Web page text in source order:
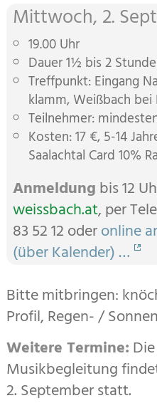
Mittwoch, 2.
19.00 Uhr
Dauer 1½ bis 2
Treffpunkt: Eingang
klamm, Weißbach
Teilnehmer:
Kosten: 17 €, 5-14
Saalachtal Card 10%
Anmeldungbis 12
weissbach.at, per
83 52 12 oderonline
(über Kalender) …
Bitte mitbringen:
Profil, Regen- /
Weitere Termine:
Musikbegleitung
2. September statt.